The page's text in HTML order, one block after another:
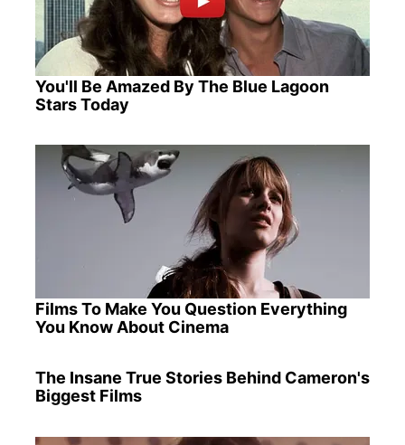
You'll Be Amazed By The Blue Lagoon
Stars Today
Films To Make You Question Everything
You Know About Cinema
The Insane True Stories Behind Cameron's
Biggest Films